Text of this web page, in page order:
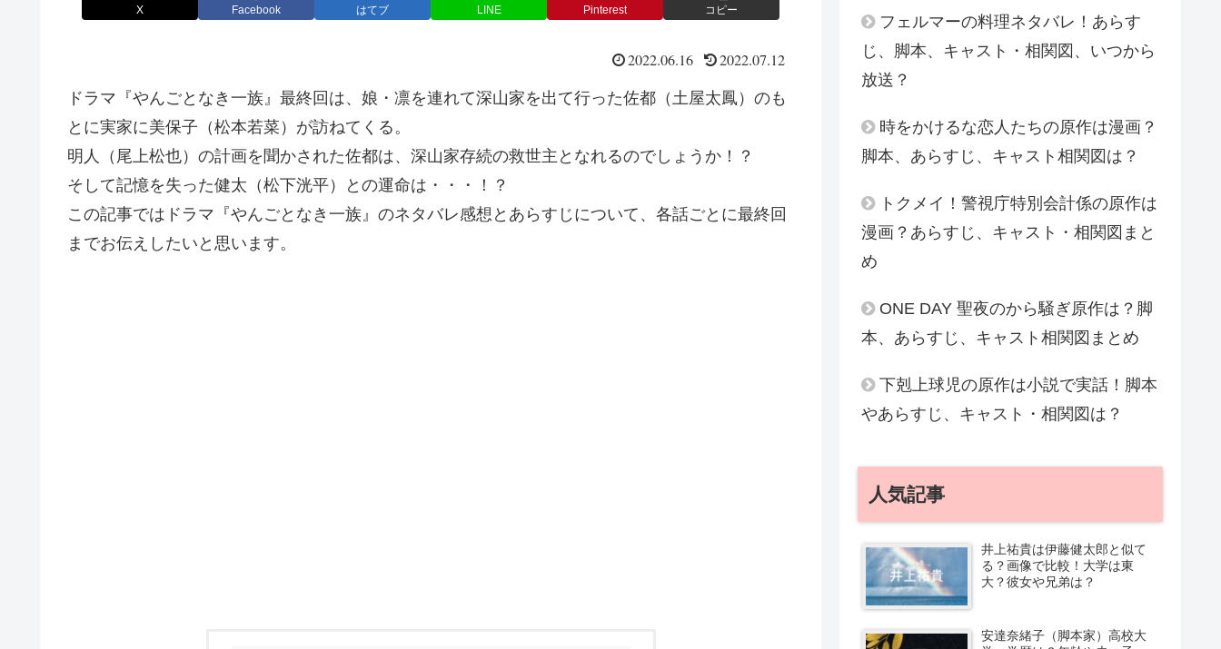
X Facebook はてブ LINE Pinterest コピー
2022.06.16 2022.07.12
ドラマ『やんごとなき一族』最終回は、娘・凛を連れて深山家を出て行った佐都（土屋太鳳）のも
とに実家に美保子（松本若菜）が訪ねてくる。
明人（尾上松也）の計画を聞かされた佐都は、深山家存続の救世主となれるのでしょうか！？
そして記憶を失った健太（松下洸平）との運命は・・・！？
この記事ではドラマ『やんごとなき一族』のネタバレ感想とあらすじについて、各話ごとに最終回
までお伝えしたいと思います。
フェルマーの料理ネタバレ！あらす
じ、脚本、キャスト・相関図、いつから
放送？
時をかけるな恋人たちの原作は漫画？
脚本、あらすじ、キャスト相関図は？
トクメイ！警視庁特別会計係の原作は
漫画？あらすじ、キャスト・相関図まと
め
ONE DAY 聖夜のから騒ぎ原作は？脚
本、あらすじ、キャスト相関図まとめ
下剋上球児の原作は小説で実話！脚本
やあらすじ、キャスト・相関図は？
人気記事
井上祐貴は伊藤健太郎と似て
る？画像で比較！大学は東
大？彼女や兄弟は？
安達奈緒子（脚本家）高校大